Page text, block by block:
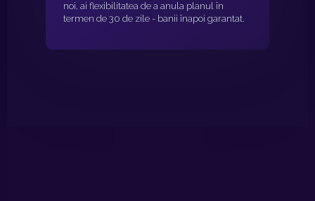
noi, ai flexibilitatea de a anula planul în
termen de 30 de zile - banii înapoi garantat.